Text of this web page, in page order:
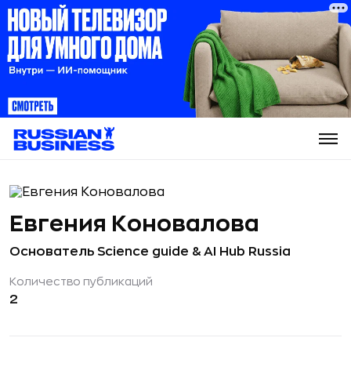
Евгения Коновалова
Основатель Science guide & AI Hub Russia
Количество публикаций
2